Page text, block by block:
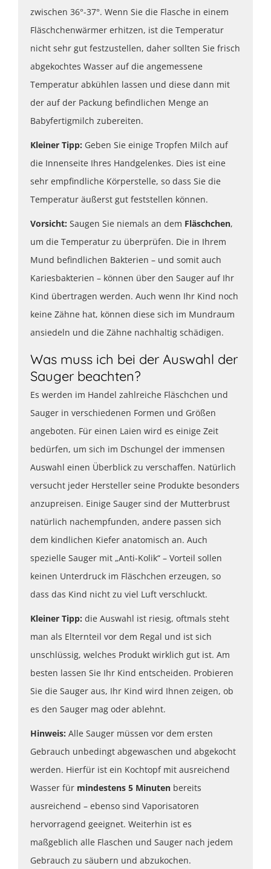
zwischen 36°-37°. Wenn Sie die Flasche in einem
Fläschchenwärmer erhitzen, ist die Temperatur
nicht sehr gut festzustellen, daher sollten Sie frisch
abgekochtes Wasser auf die angemessene
Temperatur abkühlen lassen und diese dann mit
der auf der Packung befindlichen Menge an
Babyfertigmilch zubereiten.
Kleiner Tipp: Geben Sie einige Tropfen Milch auf
die Innenseite Ihres Handgelenkes. Dies ist eine
sehr empfindliche Körperstelle, so dass Sie die
Temperatur äußerst gut feststellen können.
Vorsicht: Saugen Sie niemals an dem Fläschchen,
um die Temperatur zu überprüfen. Die in Ihrem
Mund befindlichen Bakterien – und somit auch
Kariesbakterien – können über den Sauger auf Ihr
Kind übertragen werden. Auch wenn Ihr Kind noch
keine Zähne hat, können diese sich im Mundraum
ansiedeln und die Zähne nachhaltig schädigen.
Was muss ich bei der Auswahl der
Sauger beachten?
Es werden im Handel zahlreiche Fläschchen und
Sauger in verschiedenen Formen und Größen
angeboten. Für einen Laien wird es einige Zeit
bedürfen, um sich im Dschungel der immensen
Auswahl einen Überblick zu verschaffen. Natürlich
versucht jeder Hersteller seine Produkte besonders
anzupreisen. Einige Sauger sind der Mutterbrust
natürlich nachempfunden, andere passen sich
dem kindlichen Kiefer anatomisch an. Auch
spezielle Sauger mit „Anti-Kolik“ – Vorteil sollen
keinen Unterdruck im Fläschchen erzeugen, so
dass das Kind nicht zu viel Luft verschluckt.
Kleiner Tipp: die Auswahl ist riesig, oftmals steht
man als Elternteil vor dem Regal und ist sich
unschlüssig, welches Produkt wirklich gut ist. Am
besten lassen Sie Ihr Kind entscheiden. Probieren
Sie die Sauger aus, Ihr Kind wird Ihnen zeigen, ob
es den Sauger mag oder ablehnt.
Hinweis: Alle Sauger müssen vor dem ersten
Gebrauch unbedingt abgewaschen und abgekocht
werden. Hierfür ist ein Kochtopf mit ausreichend
Wasser für mindestens 5 Minuten bereits
ausreichend – ebenso sind Vaporisatoren
hervorragend geeignet. Weiterhin ist es
maßgeblich alle Flaschen und Sauger nach jedem
Gebrauch zu säubern und abzukochen.